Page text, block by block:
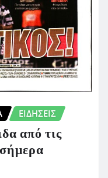
ΕΙΔΗΣΕΙΣ
από τις